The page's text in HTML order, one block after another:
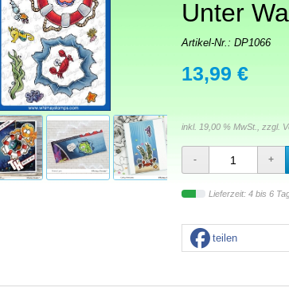
Unter
Artikel-Nr.: DP1066
13,99 €
inkl. 19,00 % MwSt., zzgl.
Lieferzeit: 4 bis 6
teilen